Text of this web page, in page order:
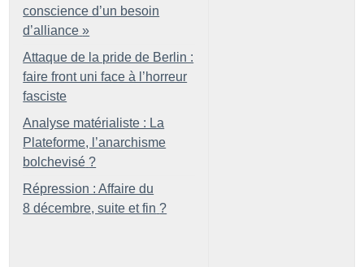
conscience d’un besoin
d’alliance »
Attaque de la pride de Berlin :
faire front uni face à l’horreur
fasciste
Analyse matérialiste : La
Plateforme, l’anarchisme
bolchevisé ?
Répression : Affaire du
8 décembre, suite et fin ?